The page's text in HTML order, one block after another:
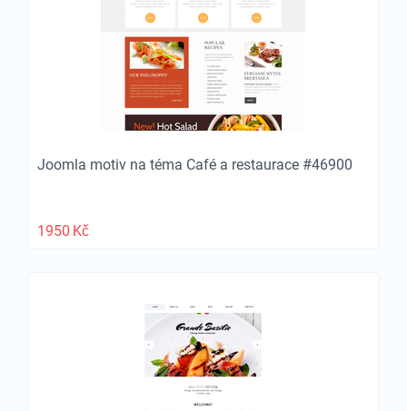
Joomla motiv na téma Café a restaurace #46900
1950 Kč